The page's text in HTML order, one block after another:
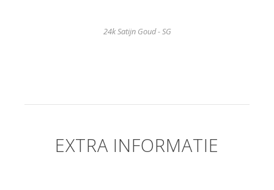
24k Satijn Goud - SG
EXTRA INFORMATIE